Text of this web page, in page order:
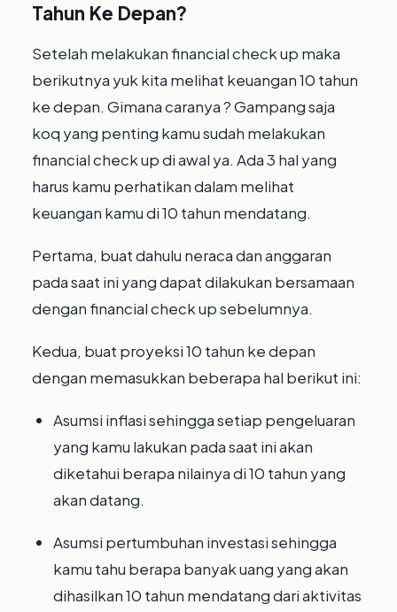
Tahun Ke Depan?
Setelah melakukan financial check up maka
berikutnya yuk kita melihat keuangan 10 tahun
ke depan.⁣ Gimana caranya ? Gampang saja
koq yang penting kamu sudah melakukan
financial check up di awal ya.⁣ Ada 3 hal yang
harus kamu perhatikan dalam melihat
keuangan kamu di 10 tahun mendatang.⁣
Pertama, buat dahulu neraca dan anggaran
pada saat ini yang dapat dilakukan bersamaan
dengan financial check up sebelumnya.⁣
Kedua, buat proyeksi 10 tahun ke depan
dengan memasukkan beberapa hal berikut ini:
Asumsi inflasi sehingga setiap pengeluaran
yang kamu lakukan pada saat ini akan
diketahui berapa nilainya di 10 tahun yang
akan datang.⁣
Asumsi pertumbuhan investasi sehingga
kamu tahu berapa banyak uang yang akan
dihasilkan 10 tahun mendatang dari aktivitas